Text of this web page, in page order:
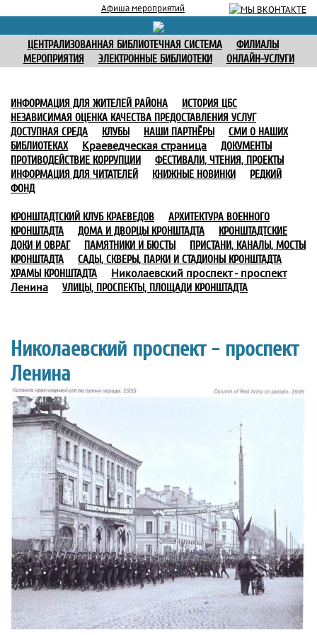
Афиша мероприятий
ЦЕНТРАЛИЗОВАННАЯ БИБЛИОТЕЧНАЯ СИСТЕМА
ФИЛИАЛЫ
МЕРОПРИЯТИЯ
ЭЛЕКТРОННЫЕ БИБЛИОТЕКИ ОНЛАЙН-УСЛУГИ
ИНФОРМАЦИЯ ДЛЯ ЖИТЕЛЕЙ РАЙОНА
ИСТОРИЯ ЦБС
НЕЗАВИСИМАЯ ОЦЕНКА КАЧЕСТВА ПРЕДОСТАВЛЕНИЯ УСЛУГ
ДОСТУПНАЯ СРЕДА
КЛУБЫ НАШИ ПАРТНЁРЫ
СМИ О НАШИХ
БИБЛИОТЕКАХ
Краеведческая страница
ДОКУМЕНТЫ
ПРОТИВОДЕЙСТВИЕ КОРРУПЦИИ
ФЕСТИВАЛИ, ЧТЕНИЯ, ПРОЕКТЫ
ИНФОРМАЦИЯ ДЛЯ ЧИТАТЕЛЕЙ
КНИЖНЫЕ НОВИНКИ
РЕДКИЙ
ФОНД
КРОНШТАДТСКИЙ КЛУБ КРАЕВЕДОВ
АРХИТЕКТУРА ВОЕННОГО
КРОНШТАДТА
ДОМА И ДВОРЦЫ КРОНШТАДТА
КРОНШТАДТСКИЕ
ДОКИ И ОВРАГ
ПАМЯТНИКИ И БЮСТЫ
ПРИСТАНИ, КАНАЛЫ, МОСТЫ
КРОНШТАДТА
САДЫ, СКВЕРЫ, ПАРКИ И СТАДИОНЫ КРОНШТАДТА
ХРАМЫ КРОНШТАДТА
Николаевский проспект - проспект
Ленина
УЛИЦЫ, ПРОСПЕКТЫ, ПЛОЩАДИ КРОНШТАДТА
Николаевский проспект - проспект
Ленина